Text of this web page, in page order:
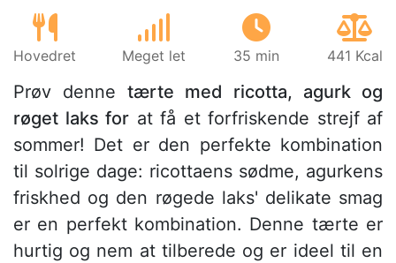
Hovedret Meget let 35 min 441 Kcal
Prøv denne tærte med ricotta, agurk og
røget laks for at få et forfriskende strejf af
sommer! Det er den perfekte kombination
til solrige dage: ricottaens sødme, agurkens
friskhed og den røgede laks' delikate smag
er en perfekt kombination. Denne tærte er
hurtig og nem at tilberede og er ideel til en